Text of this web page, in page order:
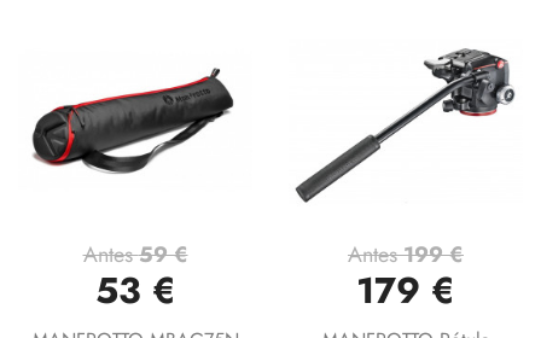
Antes59 €
53 €
Antes199 €
179 €